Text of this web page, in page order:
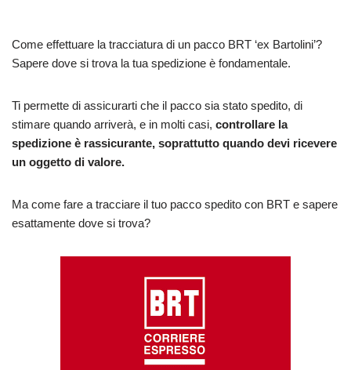
Come effettuare la tracciatura di un pacco BRT ‘ex Bartolini’?
Sapere dove si trova la tua spedizione è fondamentale.
Ti permette di assicurarti che il pacco sia stato spedito, di
stimare quando arriverà, e in molti casi, controllare la
spedizione è rassicurante, soprattutto quando devi ricevere
un oggetto di valore.
Ma come fare a tracciare il tuo pacco spedito con BRT e sapere
esattamente dove si trova?